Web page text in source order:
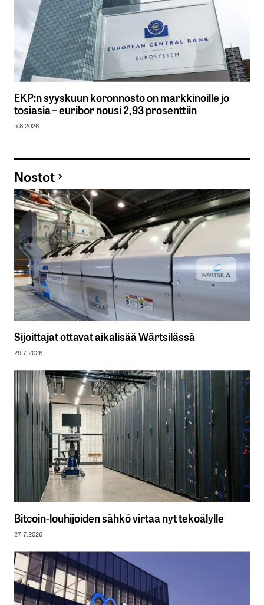
EKP:n syyskuun koronnosto on markkinoille jo
tosiasia – euribor nousi 2,93 prosenttiin
5.8.2026
Nostot
Sijoittajat ottavat aikalisää Wärtsilässä
29.7.2026
Bitcoin-louhijoiden sähkö virtaa nyt tekoälylle
27.7.2026